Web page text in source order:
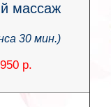
массаж
30 мин.)
р.